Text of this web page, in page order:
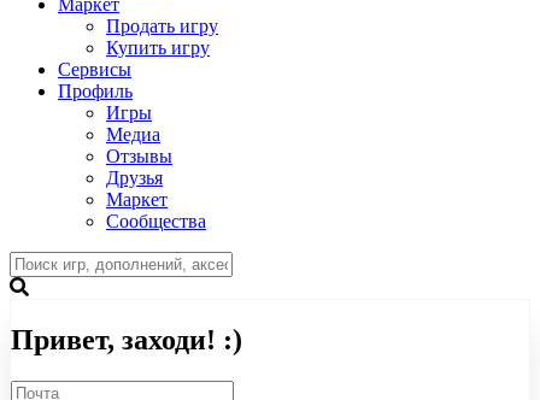
Маркет
Продать игру
Купить игру
Сервисы
Профиль
Игры
Медиа
Отзывы
Друзья
Маркет
Сообщества
Привет, заходи! :)